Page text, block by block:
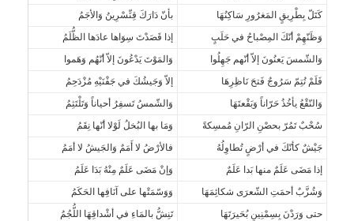
كَتَلّ بِطْرِيقٍ المَغرُورِ سَاكِنُهَا
بأنّ دَارَكَ قِنِّسْرِينُ وَالأجَمُ
وَظَنّهِمْ أنّكَ المِصْباحُ في حَلَبٍ
إذا قَصَدْتَ سِوَاها عادَها الظُّلَمُ
وَالشّمسَ يَعنُونَ إلاّ أنّهم جَهِلُوا
وَالمَوْتَ يَدْعُونَ إلاّ أنّهُم وَهَموا
فَلَمْ تُتِمّ سَرُوجٌ فَتحَ نَاظِرِهَا
إلاّ وَجَيشُكَ في جَفْنَيْهِ مُزْدَحِمُ
وَالنّقْعُ يأخُذُ حَرّاناً وَبَقْعتَهَا
وَالشّمسُ تَسفِرُ أحياناً وَتَلْتَثِمُ
سُحْبٌ تَمُرّ بحصْنِ الرّانِ مُمسِكةً
وَمَا بها البُخلُ لَوْلا أنّها نِقَمُ
جَيْشٌ كأنّكَ في أرْضٍ تُطاوِلُهُ
فالأرْضُ لا أَمَمٌ وَالجَيشُ لا أمَمُ
إذا مَضَى عَلَمٌ منها بَدا عَلَمٌ
وَإنْ مَضَى عَلَمٌ مِنْهُ بَدَا عَلَمُ
وَشُزَّبٌ أحمَتِ الشّعرَى شكائِمَهَا
وَوَسّمَتْها على آنَافِها الحَكَمُ
حتى وَرَدْنَ بِسِمْنِينٍ بُحَيرَتَهَا
تَنِشُّ بالمَاءِ في أشْداقِهَا اللُّجُمُ